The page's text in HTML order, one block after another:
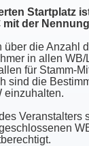
Startplatz
mit der
über die Anzahl
in allen WB/
für Stamm-
sind die
einzuhalten.
Veranstalters